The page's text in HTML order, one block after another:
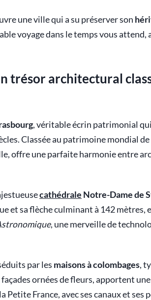
une ville qui a su préserver son
voyage dans le temps vous attend,
trésor architectural
, véritable écrin patrimonial
Classée au patrimoine mondial
offre une parfaite harmonie entre
cathédrale Notre-Dame de
et sa flèche culminant à 142 mètres,
, une merveille de
par les maisons à colombages,
ornées de fleurs, apportent
France, avec ses canaux et ses